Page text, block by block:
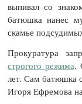
выпивал со
батюшка нанес
скамье
Прокуратура
строгого режима.
лет. Сам батюшка
Игоря Ефремова